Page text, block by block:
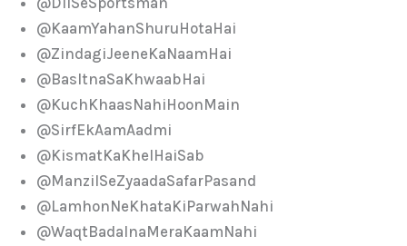
@KaamYahanShuruHotaHai
@ZindagiJeeneKaNaamHai
@BasItnaSaKhwaabHai
@KuchKhaasNahiHoonMain
@SirfEkAamAadmi
@KismatKaKhelHaiSab
@ManzilSeZyaadaSafarPasand
@LamhonNeKhataKiParwahNahi
@WaqtBadalnaMeraKaamNahi